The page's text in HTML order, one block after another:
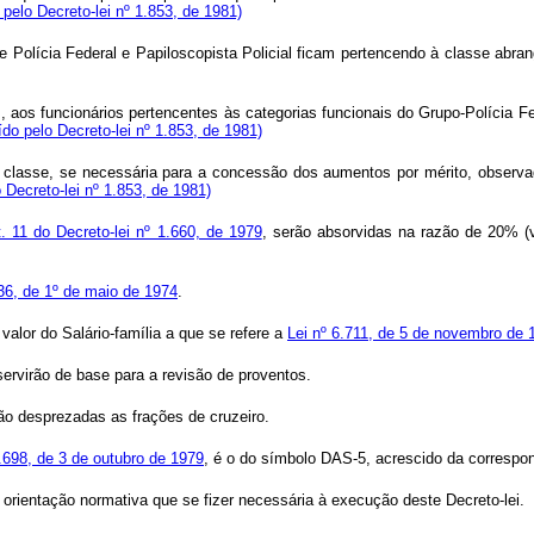
Decreto-lei nº 1.853, de 1981)
Polícia Federal e Papiloscopista Policial ficam pertencendo à classe
funcionários pertencentes às categorias funcionais do Grupo-Polícia
pelo Decreto-lei nº 1.853, de 1981)
se necessária para a concessão dos aumentos por mérito,
lei nº 1.853, de 1981)
11 do Decreto-lei nº 1.660, de 1979, serão absorvidas na razão de 20%
de 1º de maio de 1974.
do Salário-família a que se refere a Lei nº 6.711, de 5 de novembro de
de base para a revisão de proventos.
desprezadas as frações de cruzeiro.
de 3 de outubro de 1979, é o do símbolo DAS-5, acrescido da
normativa que se fizer necessária à execução deste Decreto-lei.